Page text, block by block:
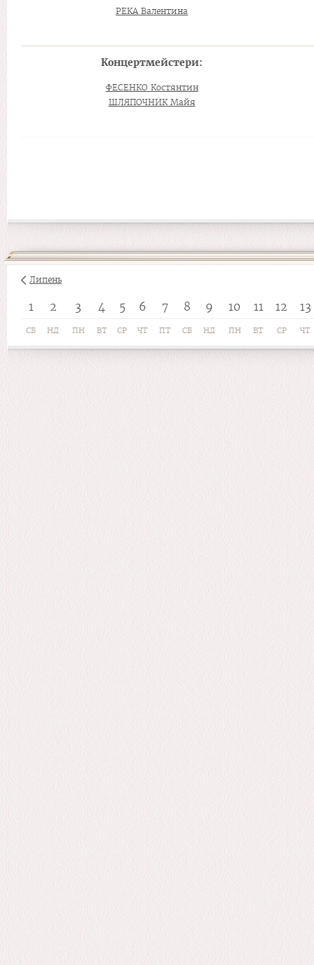
РЕКА Валентина
Концертмейстери:
ФЕСЕНКО Костянтин
ШЛЯПОЧНИК Майя
Липень
1 2 3 4 5 6 7 8 9 10 11 12 13
СБ НД ПН ВТ СР ЧТ ПТ СБ НД ПН ВТ СР ЧТ